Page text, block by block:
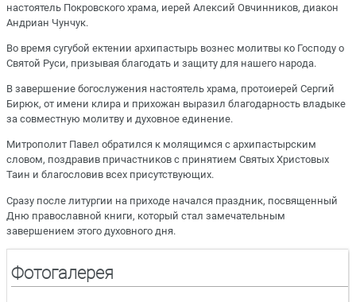
настоятель Покровского храма, иерей Алексий Овчинников, диакон
Андриан Чунчук.
Во время сугубой ектении архипастырь вознес молитвы ко Господу о
Святой Руси, призывая благодать и защиту для нашего народа.
В завершение богослужения настоятель храма, протоиерей Сергий
Бирюк, от имени клира и прихожан выразил благодарность владыке
за совместную молитву и духовное единение.
Митрополит Павел обратился к молящимся с архипастырским
словом, поздравив причастников с принятием Святых Христовых
Таин и благословив всех присутствующих.
Сразу после литургии на приходе начался праздник, посвященный
Дню православной книги, который стал замечательным
завершением этого духовного дня.
Фотогалерея